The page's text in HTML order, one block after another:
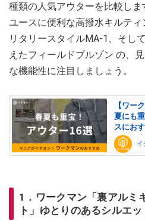
種類の人気アウターを比較し
ユースに便利な高撥水キルティ
リタリースタイルMA-1、そし
えたフィールドブルゾン の、
な機能性に注目しましょう。
【ワー
夏にも
スにお
イ
1．ワークマン「裏アルミ
ト」ゆとりのあるシルエ